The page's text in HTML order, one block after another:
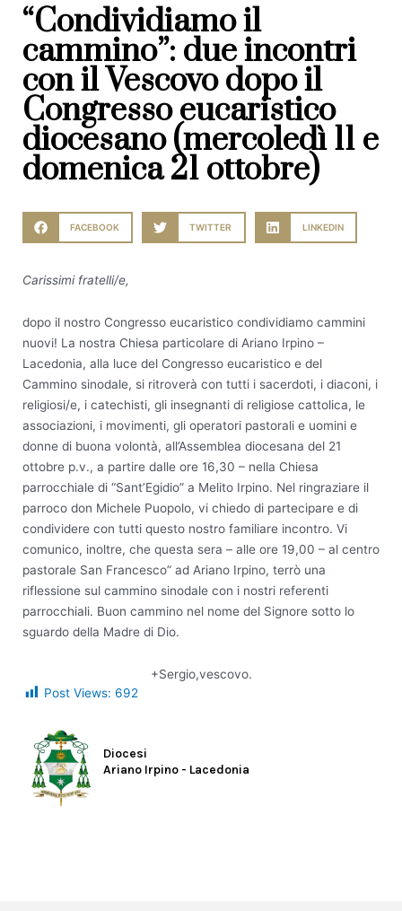
“Condividiamo il
cammino”: due incontri
con il Vescovo dopo il
Congresso eucaristico
diocesano (mercoledì 11 e
domenica 21 ottobre)
FACEBOOK TWITTER LINKEDIN
Carissimi fratelli/e,
dopo il nostro Congresso eucaristico condividiamo cammini
nuovi! La nostra Chiesa particolare di Ariano Irpino –
Lacedonia, alla luce del Congresso eucaristico e del
Cammino sinodale, si ritroverà con tutti i sacerdoti, i diaconi, i
religiosi/e, i catechisti, gli insegnanti di religiose cattolica, le
associazioni, i movimenti, gli operatori pastorali e uomini e
donne di buona volontà, all’Assemblea diocesana del 21
ottobre p.v., a partire dalle ore 16,30 – nella Chiesa
parrocchiale di “Sant’Egidio” a Melito Irpino. Nel ringraziare il
parroco don Michele Puopolo, vi chiedo di partecipare e di
condividere con tutti questo nostro familiare incontro. Vi
comunico, inoltre, che questa sera – alle ore 19,00 – al centro
pastorale San Francesco” ad Ariano Irpino, terrò una
riflessione sul cammino sinodale con i nostri referenti
parrocchiali. Buon cammino nel nome del Signore sotto lo
sguardo della Madre di Dio.
+Sergio,vescovo.
Post Views: 692
Diocesi
Ariano Irpino - Lacedonia